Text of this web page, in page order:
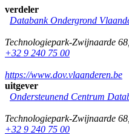
verdeler
Databank Ondergrond
Technologiepark-Zwijnaarde 68
+32 9 240 75 00
https://www.dov.vlaanderen.be
uitgever
Ondersteunend Centrum
Technologiepark-Zwijnaarde 68
+32 9 240 75 00